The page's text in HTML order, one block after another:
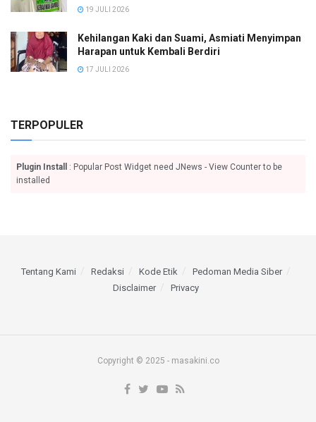
19 JULI 2026
Kehilangan Kaki dan Suami, Asmiati Menyimpan
Harapan untuk Kembali Berdiri
17 JULI 2026
TERPOPULER
Plugin Install
: Popular Post Widget need JNews - View Counter to be
installed
Tentang Kami Redaksi Kode Etik
Pedoman Media Siber
Disclaimer
Privacy
Copyright © 2025 - masakini.co